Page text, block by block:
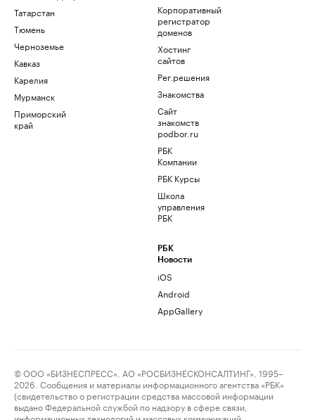
Татарстан
Тюмень
Черноземье
Кавказ
Карелия
Мурманск
Приморский
край
Корпоративный
регистратор
доменов
Хостинг
сайтов
Рег.решения
Знакомства
Сайт
знакомств
podbor.ru
РБК
Компании
РБК Курсы
Школа
управления
РБК
РБК
Новости
iOS
Android
AppGallery
© ООО «БИЗНЕСПРЕСС», АО «РОСБИЗНЕСКОНСАЛТИНГ», 1995–
2026. Сообщения и материалы информационного агентства «РБК»
(свидетельство о регистрации средства массовой информации
выдано Федеральной службой по надзору в сфере связи,